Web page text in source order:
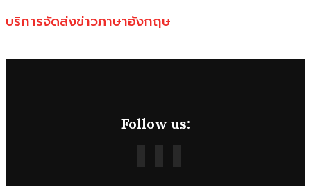
บริการจัดส่งข่าวภาษาอังกฤษ
Follow us: